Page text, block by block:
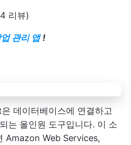
리뷰)
관리 앱 !
데이터베이스에 연결하고
는 올인원 도구입니다. 이 소
Amazon Web Services,